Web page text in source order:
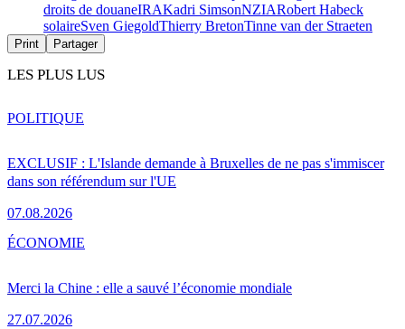
droits de douaneIRAKadri SimsonNZIARobert Habeck
solaireSven GiegoldThierry BretonTinne van der Straeten
Print Partager
LES PLUS LUS
EXCLUSIF : L'Islande demande à Bruxelles de ne pas s'immiscer
dans son référendum sur l'UE
07.08.2026
POLITIQUE
Merci la Chine : elle a sauvé l’économie mondiale
27.07.2026
ÉCONOMIE